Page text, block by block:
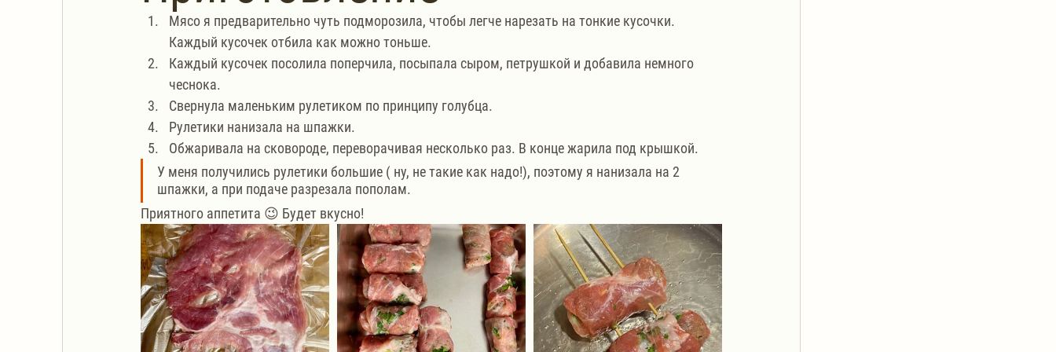
Мясо я предварительно чуть подморозила, чтобы легче нарезать на тонкие кусочки.
Каждый кусочек отбила как можно тоньше.
Каждый кусочек посолила поперчила, посыпала сыром, петрушкой и добавила немного
чеснока.
Свернула маленьким рулетиком по принципу голубца.
Рулетики нанизала на шпажки.
Обжаривала на сковороде, переворачивая несколько раз. В конце жарила под крышкой.
У меня получились рулетики большие ( ну, не такие как надо!), поэтому я нанизала на 2
шпажки, а при подаче разрезала пополам.
Приятного аппетита 😉 Будет вкусно!